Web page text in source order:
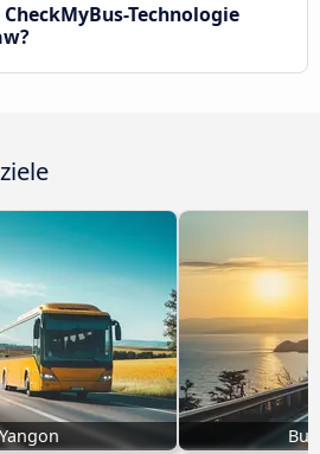
Technologie